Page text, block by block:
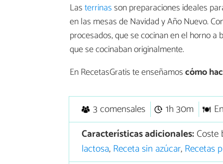
Lasterrinasson preparaciones ideales
en las mesas de Navidad y Año Nuevo.
procesados, que se cocinan en el horno
que se cocinaban originalmente.
En RecetasGratis te enseñamoscómo
3 comensales 1h 30m
Características adicionales:Coste
lactosa,Receta sin azúcar,Recetas